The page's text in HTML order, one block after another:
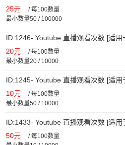
25元 /每100数量
最小数量50 / 100000
ID:1246- Youtube 直播观看次数 [适
20元 /每100数量
最小数量20 / 10000
ID:1245- Youtube 直播观看次数 [适
10元 /每100数量
最小数量50 / 10000
ID:1433- Youtube 直播观看次数 [适用
50元 /每100数量